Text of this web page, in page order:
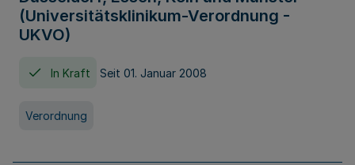
(Universitätsklinikum-Verordnung -
UKVO)
In Kraft Seit 01. Januar 2008
Verordnung